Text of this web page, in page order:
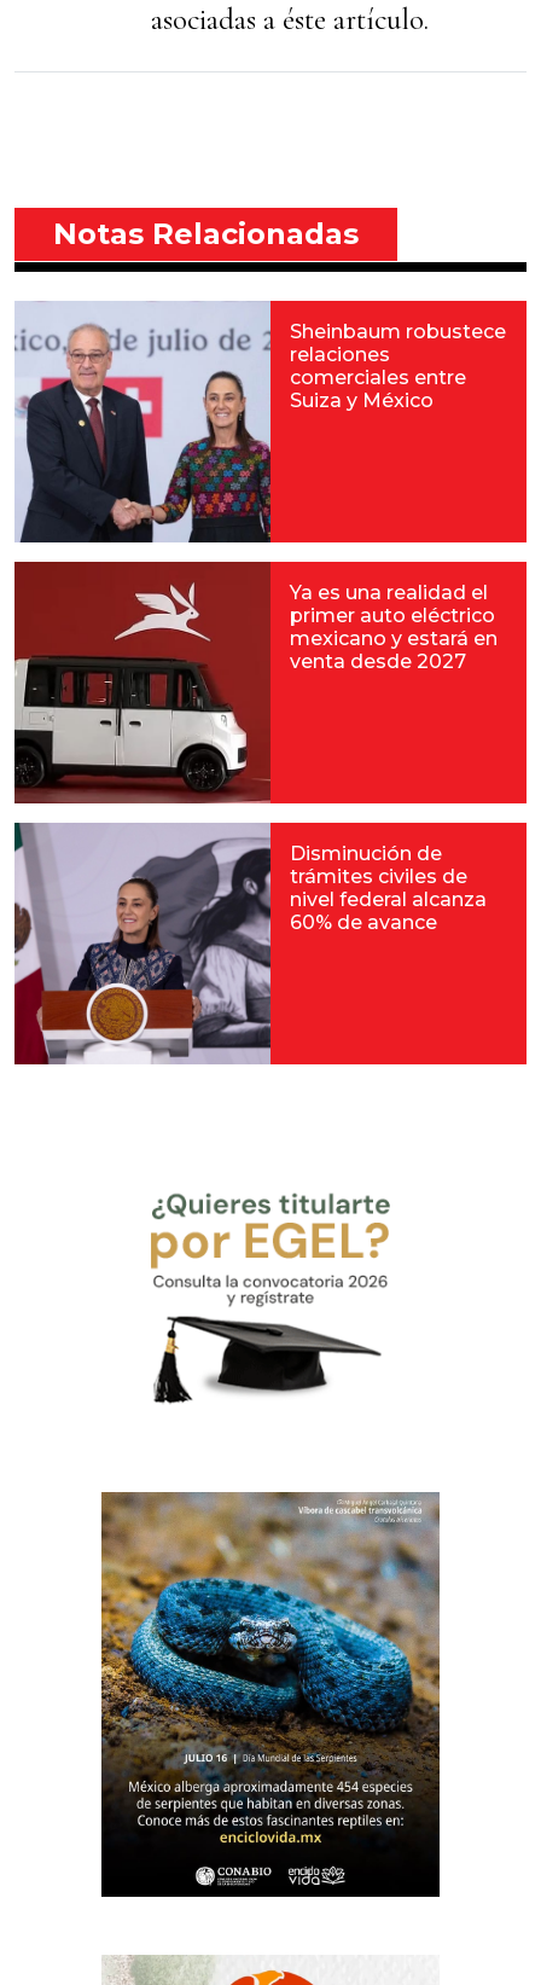
asociadas a éste artículo.
Notas Relacionadas
Sheinbaum robustece
relaciones
comerciales entre
Suiza y México
Ya es una realidad el
primer auto eléctrico
mexicano y estará en
venta desde 2027
Disminución de
trámites civiles de
nivel federal alcanza
60% de avance